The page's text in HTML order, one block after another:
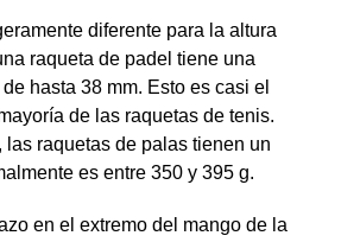
diferente para la altura
raqueta de padel tiene una
hasta 38 mm. Esto es casi el
de las raquetas de tenis.
las raquetas de palas tienen un
es entre 350 y 395 g.
en el extremo del mango de la